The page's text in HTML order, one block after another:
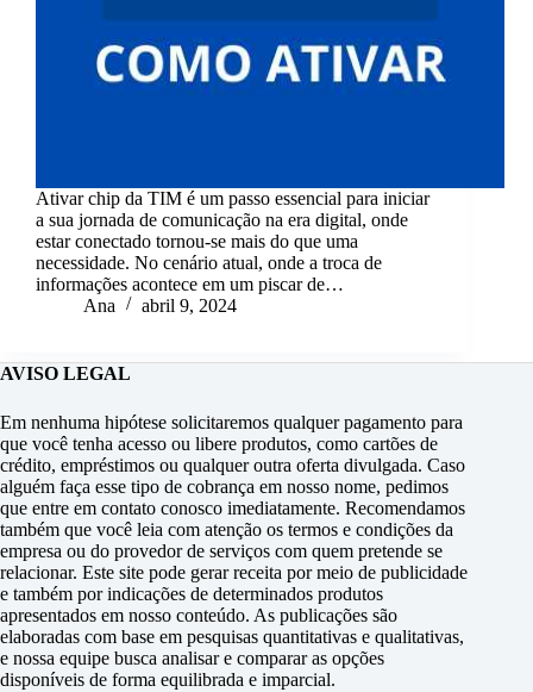
Ativar chip da TIM é um passo essencial para iniciar
a sua jornada de comunicação na era digital, onde
estar conectado tornou-se mais do que uma
necessidade. No cenário atual, onde a troca de
informações acontece em um piscar de…
Ana
abril 9, 2024
AVISO LEGAL
Em nenhuma hipótese solicitaremos qualquer pagamento para
que você tenha acesso ou libere produtos, como cartões de
crédito, empréstimos ou qualquer outra oferta divulgada. Caso
alguém faça esse tipo de cobrança em nosso nome, pedimos
que entre em contato conosco imediatamente. Recomendamos
também que você leia com atenção os termos e condições da
empresa ou do provedor de serviços com quem pretende se
relacionar. Este site pode gerar receita por meio de publicidade
e também por indicações de determinados produtos
apresentados em nosso conteúdo. As publicações são
elaboradas com base em pesquisas quantitativas e qualitativas,
e nossa equipe busca analisar e comparar as opções
disponíveis de forma equilibrada e imparcial.